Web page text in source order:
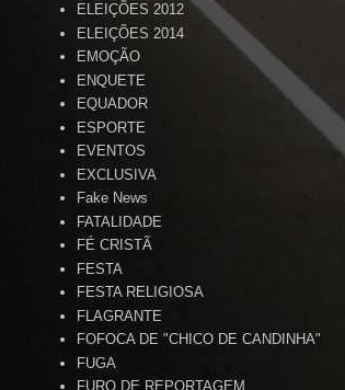
ELEIÇÕES 2012
ELEIÇÕES 2014
EMOÇÃO
ENQUETE
EQUADOR
ESPORTE
EVENTOS
EXCLUSIVA
Fake News
FATALIDADE
FÉ CRISTÃ
FESTA
FESTA RELIGIOSA
FLAGRANTE
FOFOCA DE "CHICO DE CANDINHA"
FUGA
FURO DE REPORTAGEM